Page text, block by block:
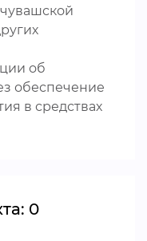
об
обеспечение
в средствах
0